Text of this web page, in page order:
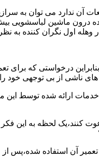
آن ندارد می توان به
درون ماشین لباسشویی
وهله اول نگران کننده به
درخواستی که برای
ناشی از بی توجهی خود را
خدمات ارائه شده توسط
کنند،یک لحظه به این
آن استفاده